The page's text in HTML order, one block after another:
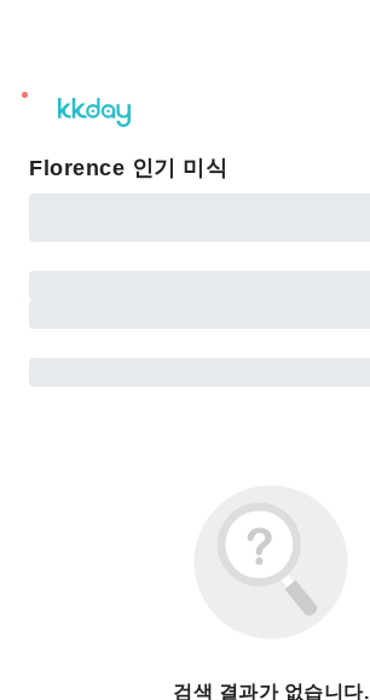
unread
notifications
Florence 인기 미식
검색 결과가 없습니다.